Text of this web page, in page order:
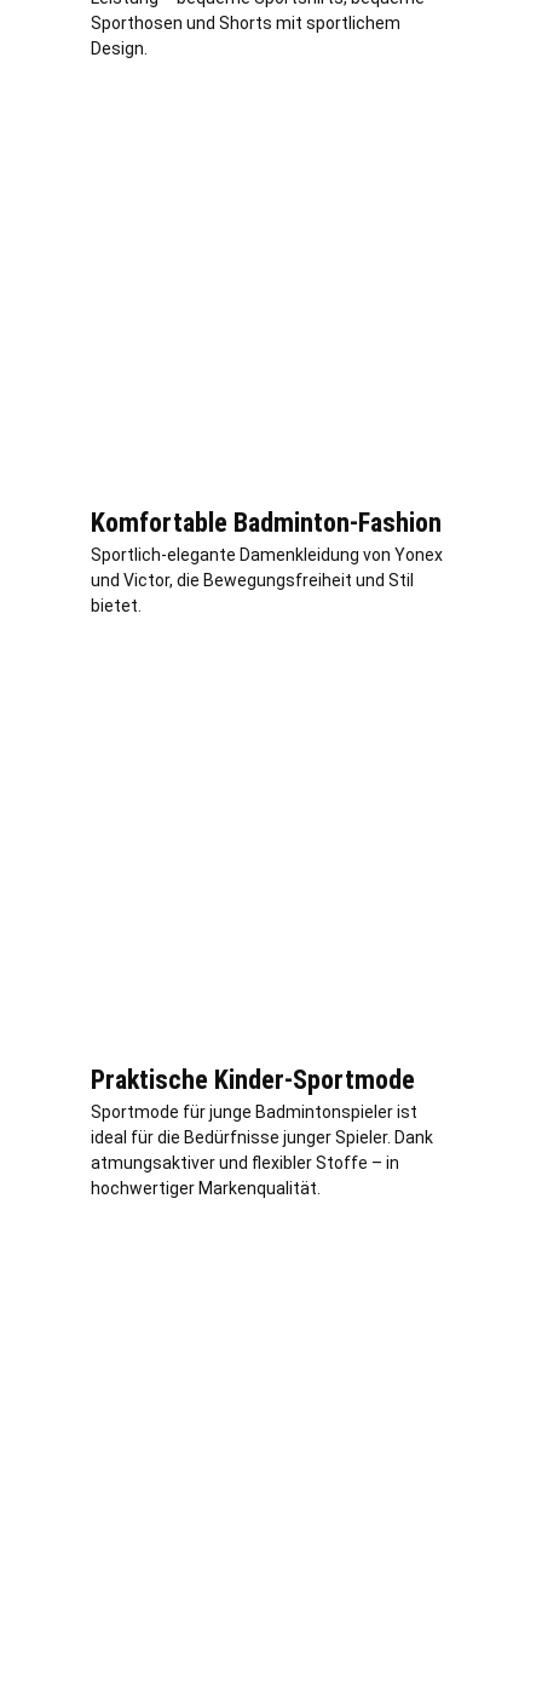
Sporthosen und Shorts mit sportlichem
Design.
Komfortable Badminton-Fashion
Sportlich-elegante Damenkleidung von Yonex
und Victor, die Bewegungsfreiheit und Stil
bietet.
Praktische Kinder-Sportmode
Sportmode für junge Badmintonspieler ist
ideal für die Bedürfnisse junger Spieler. Dank
atmungsaktiver und flexibler Stoffe – in
hochwertiger Markenqualität.